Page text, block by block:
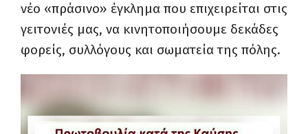
νέο «πράσινο» έγκλημα που επιχειρείται στις
γειτονιές μας, να κινητοποιήσουμε δεκάδες
φορείς, συλλόγους και σωματεία της πόλης.